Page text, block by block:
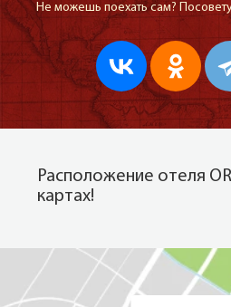
Не можешь поехать сам?
Расположение отеля
картах!